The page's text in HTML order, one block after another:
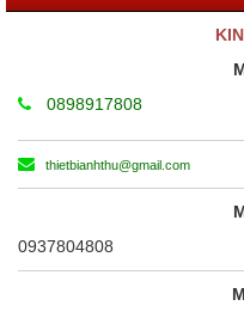
0898917808
thietbianhthu@gmail.com
0937804808